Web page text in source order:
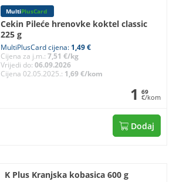
MultiPlusCard
Cekin Pileće hrenovke koktel classic
225 g
MultiPlusCard cijena: 1,49 €
Cijena za j.m.: 7,51 €/kg
Vrijedi do: 06.09.2026
Cijena 02.05.2025.: 1,69 €/kom
1 69
€/kom
Dodaj
K Plus Kranjska kobasica 600 g